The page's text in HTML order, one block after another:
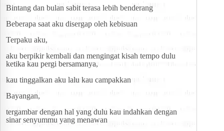
Bintang dan bulan sabit terasa lebih benderang
Beberapa saat aku disergap oleh kebisuan
Terpaku aku,
aku berpikir kembali dan mengingat kisah tempo dulu
ketika kau pergi bersamanya,
kau tinggalkan aku lalu kau campakkan
Bayangan,
tergambar dengan hal yang dulu kau indahkan dengan
sinar senyummu yang menawan